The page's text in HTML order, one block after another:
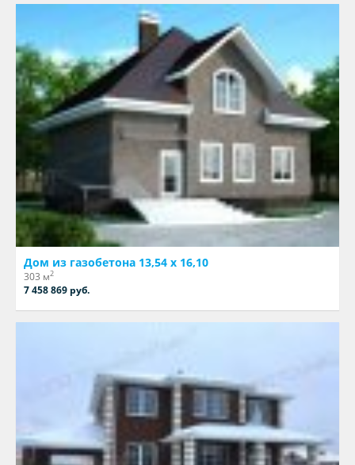
Дом из газобетона 13,54 х 16,10
303 м2
7 458 869 руб.